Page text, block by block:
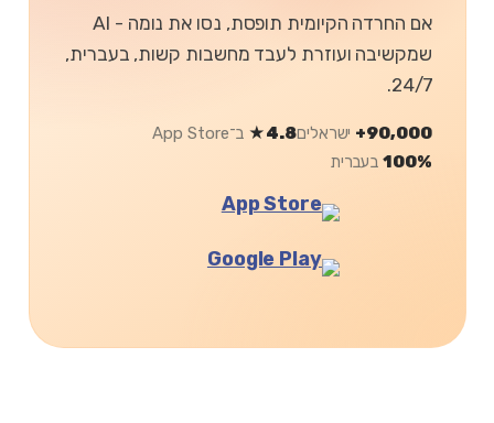
אם החרדה הקיומית תופסת, נסו את נומה - AI
שמקשיבה ועוזרת לעבד מחשבות קשות, בעברית,
24/7.
90,000+ ישראלים4.8★
ב־App Store
100%בעברית